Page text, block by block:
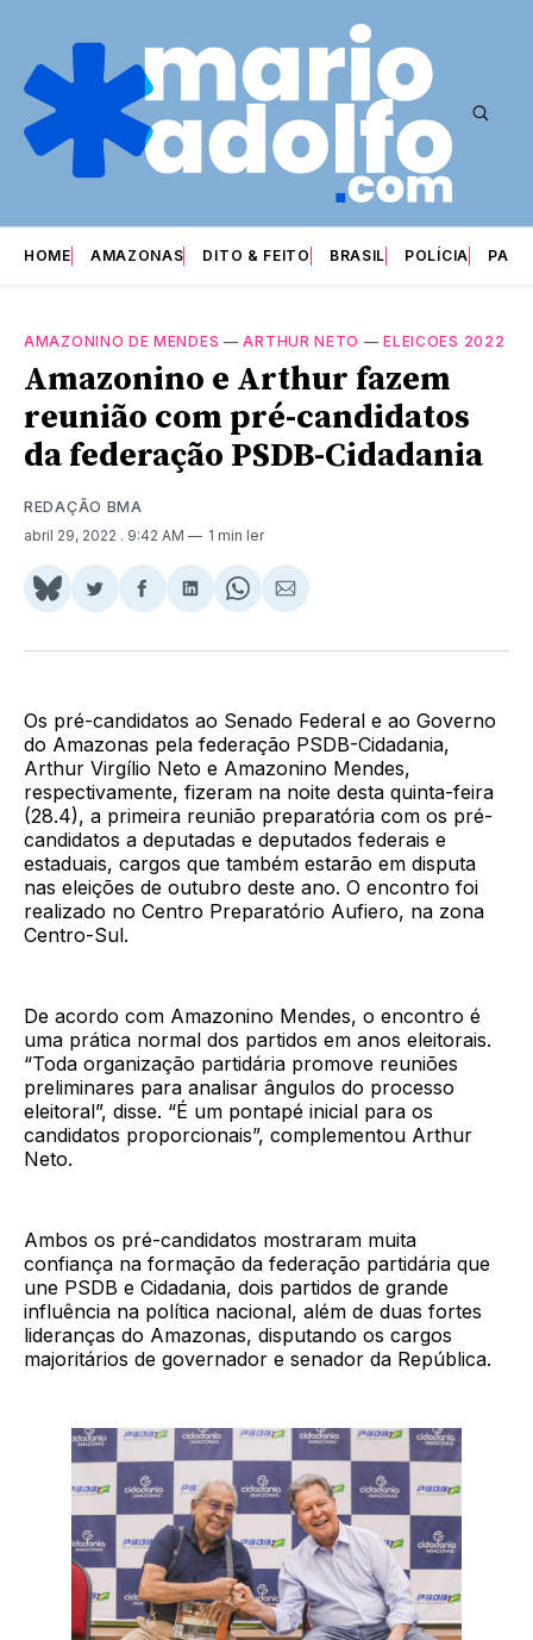
HOME AMAZONAS DITO & FEITO BRASIL POLÍCIA
AMAZONINO DE MENDES —ARTHUR NETO —ELEICOES 2022
Amazonino e Arthur fazem
reunião com pré-candidatos
da federação PSDB-Cidadania
REDAÇÃO BMA
abril 29, 2022 . 9:42 AM 1 min ler
Share
BlueSky
Compartilhar
Twitter
Compartilhar
Facebook
Compartilhar
LinkedIn
Share
WhatsApp
Compartilhar
Email
Os pré-candidatos ao Senado Federal e ao Governo
do Amazonas pela federação PSDB-Cidadania,
Arthur Virgílio Neto e Amazonino Mendes,
respectivamente, fizeram na noite desta quinta-feira
(28.4), a primeira reunião preparatória com os pré-
candidatos a deputadas e deputados federais e
estaduais, cargos que também estarão em disputa
nas eleições de outubro deste ano. O encontro foi
realizado no Centro Preparatório Aufiero, na zona
Centro-Sul.
De acordo com Amazonino Mendes, o encontro é
uma prática normal dos partidos em anos eleitorais.
“Toda organização partidária promove reuniões
preliminares para analisar ângulos do processo
eleitoral”, disse. “É um pontapé inicial para os
candidatos proporcionais”, complementou Arthur
Neto.
Ambos os pré-candidatos mostraram muita
confiança na formação da federação partidária que
une PSDB e Cidadania, dois partidos de grande
influência na política nacional, além de duas fortes
lideranças do Amazonas, disputando os cargos
majoritários de governador e senador da República.